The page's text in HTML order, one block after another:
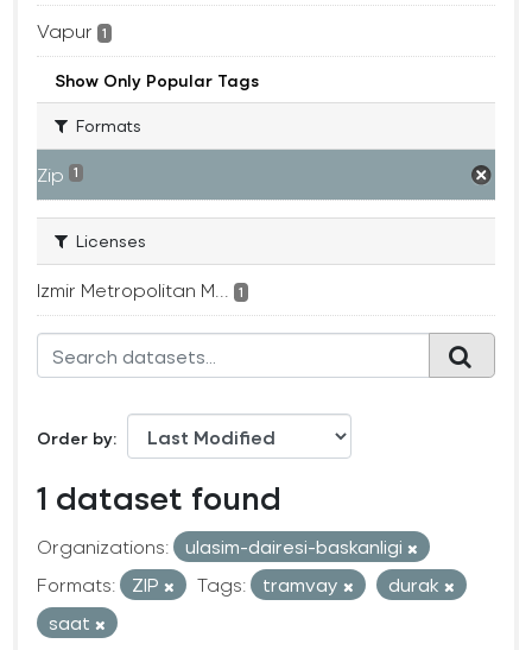
Vapur 1
Show Only Popular Tags
Formats
Zip 1
Licenses
Izmir Metropolitan M... 1
Order by
1 dataset found
Organizations:
ulasim-dairesi-baskanligi
Formats:
ZIP Tags: tramvay
durak
saat